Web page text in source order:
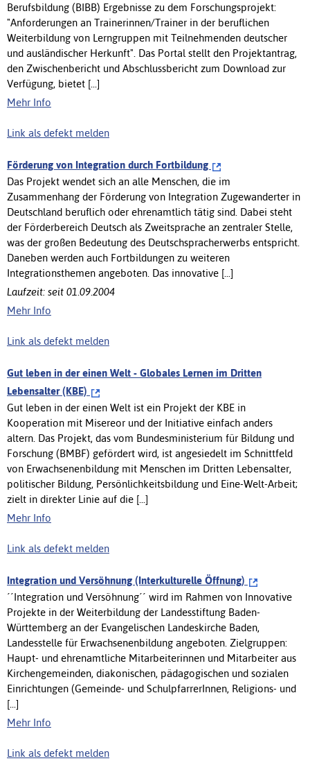
Berufsbildung (BIBB) Ergebnisse zu dem Forschungsprojekt:
"Anforderungen an Trainerinnen/Trainer in der beruflichen
Weiterbildung von Lerngruppen mit Teilnehmenden deutscher
und ausländischer Herkunft". Das Portal stellt den Projektantrag,
den Zwischenbericht und Abschlussbericht zum Download zur
Verfügung, bietet [...]
Mehr Info
Link als defekt melden
Förderung von Integration durch Fortbildung
Das Projekt wendet sich an alle Menschen, die im
Zusammenhang der Förderung von Integration Zugewanderter in
Deutschland beruflich oder ehrenamtlich tätig sind. Dabei steht
der Förderbereich Deutsch als Zweitsprache an zentraler Stelle,
was der großen Bedeutung des Deutschspracherwerbs entspricht.
Daneben werden auch Fortbildungen zu weiteren
Integrationsthemen angeboten. Das innovative [...]
Laufzeit: seit 01.09.2004
Mehr Info
Link als defekt melden
Gut leben in der einen Welt - Globales Lernen im Dritten
Lebensalter (KBE)
Gut leben in der einen Welt ist ein Projekt der KBE in
Kooperation mit Misereor und der Initiative einfach anders
altern. Das Projekt, das vom Bundesministerium für Bildung und
Forschung (BMBF) gefördert wird, ist angesiedelt im Schnittfeld
von Erwachsenenbildung mit Menschen im Dritten Lebensalter,
politischer Bildung, Persönlichkeitsbildung und Eine-Welt-Arbeit;
zielt in direkter Linie auf die [...]
Mehr Info
Link als defekt melden
Integration und Versöhnung (Interkulturelle Öffnung)
´´Integration und Versöhnung´´ wird im Rahmen von Innovative
Projekte in der Weiterbildung der Landesstiftung Baden-
Württemberg an der Evangelischen Landeskirche Baden,
Landesstelle für Erwachsenenbildung angeboten. Zielgruppen:
Haupt- und ehrenamtliche Mitarbeiterinnen und Mitarbeiter aus
Kirchengemeinden, diakonischen, pädagogischen und sozialen
Einrichtungen (Gemeinde- und SchulpfarrerInnen, Religions- und
[...]
Mehr Info
Link als defekt melden